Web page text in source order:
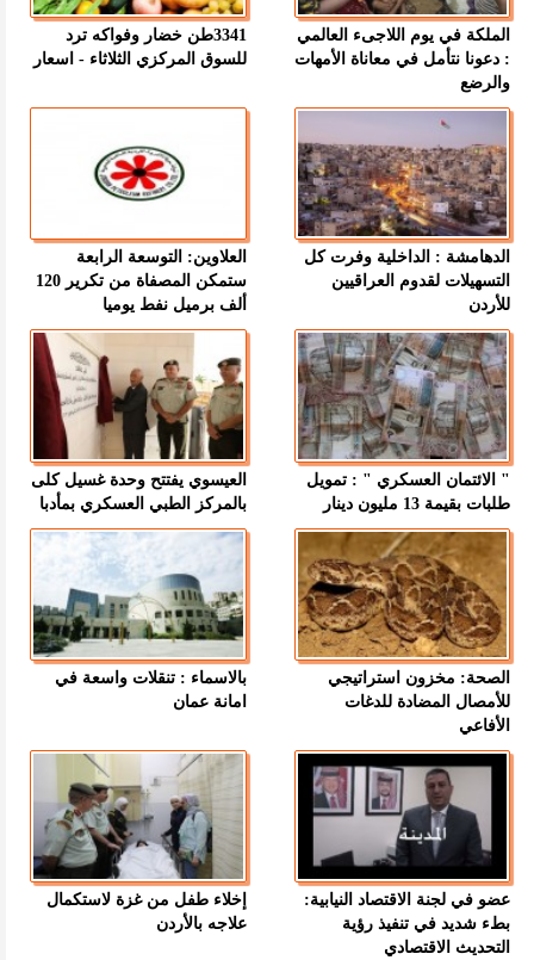
الملكة في يوم اللاجىء العالمي
: دعونا نتأمل في معاناة الأمهات
والرضع
3341طن خضار وفواكه ترد
للسوق المركزي الثلاثاء - اسعار
الدهامشة : الداخلية وفرت كل
التسهيلات لقدوم العراقيين
للأردن
العلاوين: التوسعة الرابعة
ستمكن المصفاة من تكرير 120
ألف برميل نفط يوميا
" الائتمان العسكري " : تمويل
طلبات بقيمة 13 مليون دينار
العيسوي يفتتح وحدة غسيل كلى
بالمركز الطبي العسكري بمأدبا
الصحة: مخزون استراتيجي
للأمصال المضادة للدغات
الأفاعي
بالاسماء : تنقلات واسعة في
امانة عمان
عضو في لجنة الاقتصاد النيابية:
بطء شديد في تنفيذ رؤية
التحديث الاقتصادي
إخلاء طفل من غزة لاستكمال
علاجه بالأردن